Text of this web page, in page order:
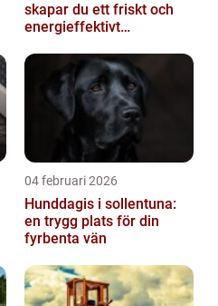
skapar du ett friskt och
energieffektivt
04 februari 2026
Hunddagis i sollentuna:
en trygg plats för din
fyrbenta vän